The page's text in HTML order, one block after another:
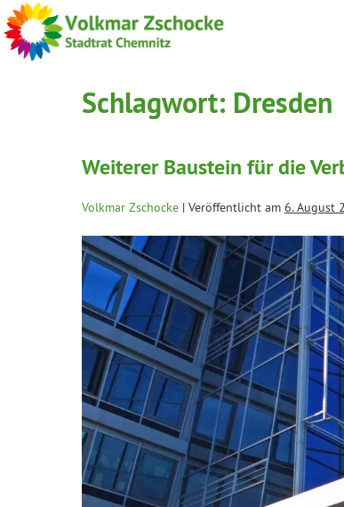
Schlagwort: Dresden
Weiterer Baustein für die
Volkmar Zschocke | Veröffentlicht am 6. August